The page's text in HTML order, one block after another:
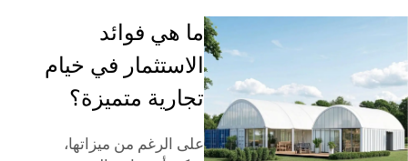
ما هي فوائد
الاستثمار في خيام
تجارية متميزة؟
على الرغم من ميزاتها،